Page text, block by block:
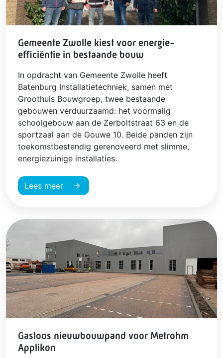
Gemeente Zwolle kiest voor energie-
efficiëntie in bestaande bouw
In opdracht van Gemeente Zwolle heeft
Batenburg Installatietechniek, samen met
Groothuis Bouwgroep, twee bestaande
gebouwen verduurzaamd: het voormalig
schoolgebouw aan de Zerboltstraat 63 en de
sportzaal aan de Gouwe 10. Beide panden zijn
toekomstbestendig gerenoveerd met slimme,
energiezuinige installaties.
Lees meer
Gasloos nieuwbouwpand voor Metrohm
Applikon